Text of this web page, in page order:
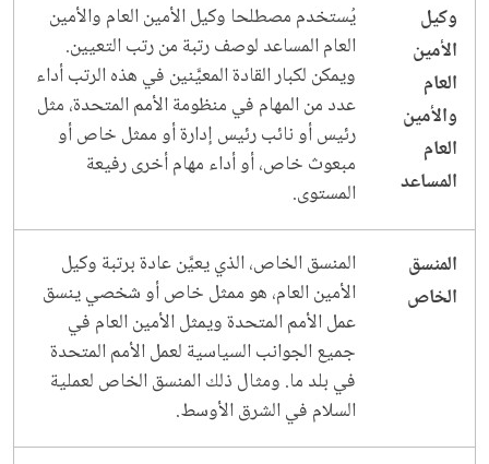
وكيل
الأمين
العام
والأمين
العام
المساعد
يُستخدم مصطلحا وكيل الأمين العام والأمين
العام المساعد لوصف رتبة من رتب التعيين.
ويمكن لكبار القادة المعيَّنين في هذه الرتب أداء
عدد من المهام في منظومة الأمم المتحدة، مثل
رئيس أو نائب رئيس إدارة أو ممثل خاص أو
مبعوث خاص، أو أداء مهام أخرى رفيعة
المستوى.
المنسق
الخاص
المنسق الخاص، الذي يعيَّن عادة برتبة وكيل
الأمين العام، هو ممثل خاص أو شخصي ينسق
عمل الأمم المتحدة ويمثل الأمين العام في
جميع الجوانب السياسية لعمل الأمم المتحدة
في بلد ما. ومثال ذلك المنسق الخاص لعملية
السلام في الشرق الأوسط.